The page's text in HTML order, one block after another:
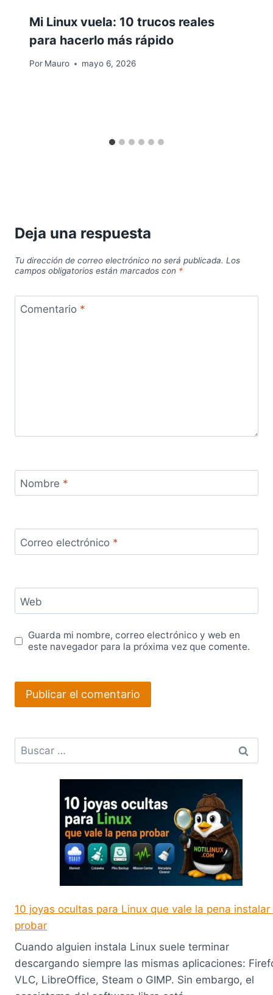
Mi Linux vuela: 10 trucos reales
para hacerlo más rápido
Por Mauro mayo 6, 2026
Deja una respuesta
Tu dirección de correo electrónico no será publicada. Los
campos obligatorios están marcados con *
Comentario *
Nombre *
Correo electrónico *
Web
Guarda mi nombre, correo electrónico y web en
este navegador para la próxima vez que comente.
Buscar:
10 joyas ocultas para Linux que vale la pena instalar
probar
Cuando alguien instala Linux suele terminar
descargando siempre las mismas aplicaciones:
VLC, LibreOffice, Steam o GIMP. Sin embargo, el